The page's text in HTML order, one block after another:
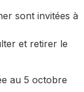
sont invitées à
et retirer le
au 5 octobre